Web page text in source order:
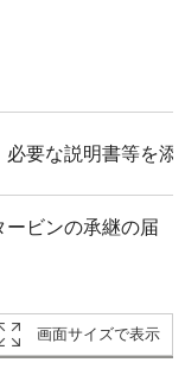
必要な説明書等を
ービンの承継の届
画面サイズで表示